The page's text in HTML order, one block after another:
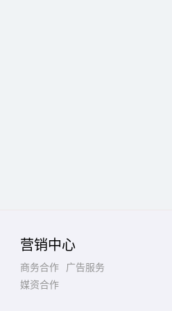
营销中心
商务合作
广告服务
媒资合作